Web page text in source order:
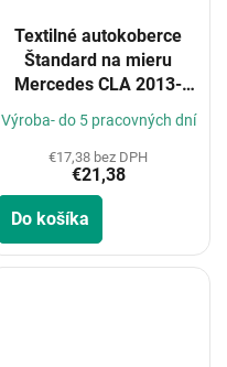
Textilné autokoberce
Štandard na mieru
Mercedes CLA 2013-
Výroba- do 5 pracovných dní
€17,38 bez DPH
€21,38
Do košíka